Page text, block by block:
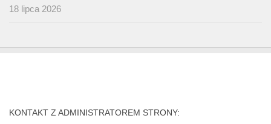
18 lipca 2026
KONTAKT Z ADMINISTRATOREM STRONY: